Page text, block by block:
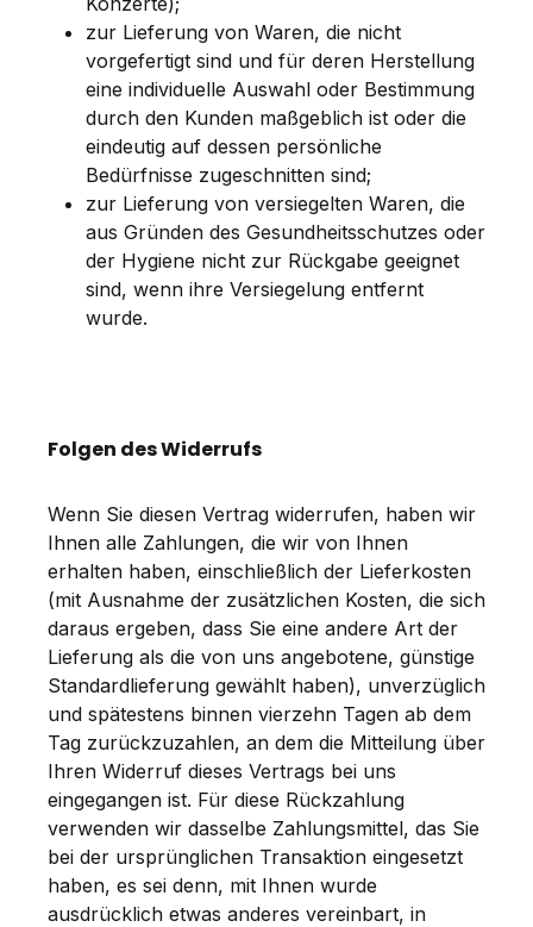
zur Lieferung von Waren, die nicht
vorgefertigt sind und für deren Herstellung
eine individuelle Auswahl oder Bestimmung
durch den Kunden maßgeblich ist oder die
eindeutig auf dessen persönliche
Bedürfnisse zugeschnitten sind;
zur Lieferung von versiegelten Waren, die
aus Gründen des Gesundheitsschutzes oder
der Hygiene nicht zur Rückgabe geeignet
sind, wenn ihre Versiegelung entfernt
wurde.
Folgen des Widerrufs
Wenn Sie diesen Vertrag widerrufen, haben wir
Ihnen alle Zahlungen, die wir von Ihnen
erhalten haben, einschließlich der Lieferkosten
(mit Ausnahme der zusätzlichen Kosten, die sich
daraus ergeben, dass Sie eine andere Art der
Lieferung als die von uns angebotene, günstige
Standardlieferung gewählt haben), unverzüglich
und spätestens binnen vierzehn Tagen ab dem
Tag zurückzuzahlen, an dem die Mitteilung über
Ihren Widerruf dieses Vertrags bei uns
eingegangen ist. Für diese Rückzahlung
verwenden wir dasselbe Zahlungsmittel, das Sie
bei der ursprünglichen Transaktion eingesetzt
haben, es sei denn, mit Ihnen wurde
ausdrücklich etwas anderes vereinbart, in